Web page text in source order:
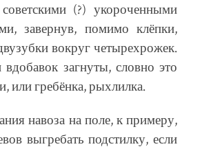
(?) укороченными
завернув, помимо клёпки,
вокруг четырехрожек.
загнуты, словно это
или гребёнка, рыхлилка.
навоза на поле, к примеру,
выгребать подстилку, если